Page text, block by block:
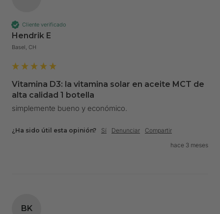
Cliente verificado
Hendrik E
Basel, CH
Vitamina D3: la vitamina solar en aceite MCT de
alta calidad 1 botella
simplemente bueno y económico.
¿Ha sido útil esta opinión? Sí Denunciar
Compartir
hace 3 meses
BK